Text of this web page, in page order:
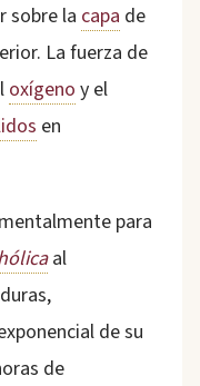
sobre la capa de
La fuerza de
oxígeno y el
en
para
al
de su
de